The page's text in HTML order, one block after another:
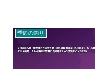
季節の釣り